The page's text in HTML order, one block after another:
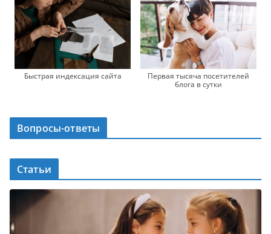
Быстрая индексация сайта
Первая тысяча посетителей
блога в сутки
Вопросы-ответы
Статьи